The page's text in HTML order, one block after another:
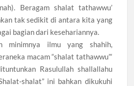
Beragam shalat tathawwu’
tak sedikit di antara kita yang
bagian dari kesehariannya.
minimnya ilmu yang shahih,
macam “shalat tathawwu”‘
Rasulullah shallallahu
shalat” ini bahkan dikukuhi